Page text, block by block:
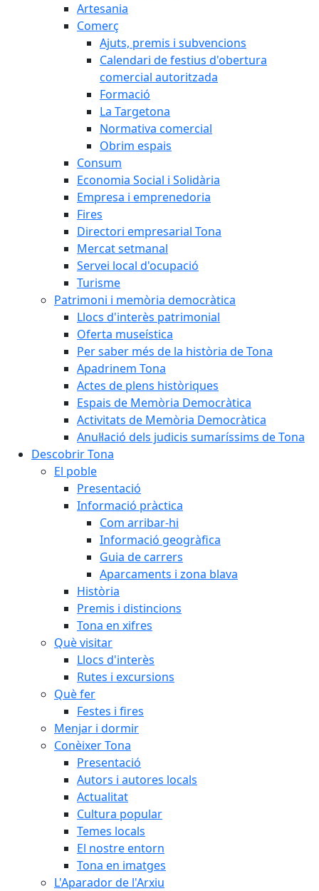
Artesania
Comerç
Ajuts, premis i subvencions
Calendari de festius d'obertura
comercial autoritzada
Formació
La Targetona
Normativa comercial
Obrim espais
Consum
Economia Social i Solidària
Empresa i emprenedoria
Fires
Directori empresarial Tona
Mercat setmanal
Servei local d'ocupació
Turisme
Patrimoni i memòria democràtica
Llocs d'interès patrimonial
Oferta museística
Per saber més de la història de Tona
Apadrinem Tona
Actes de plens històriques
Espais de Memòria Democràtica
Activitats de Memòria Democràtica
Anul·lació dels judicis sumaríssims de Tona
Descobrir Tona
El poble
Presentació
Informació pràctica
Com arribar-hi
Informació geogràfica
Guia de carrers
Aparcaments i zona blava
Història
Premis i distincions
Tona en xifres
Què visitar
Llocs d'interès
Rutes i excursions
Què fer
Festes i fires
Menjar i dormir
Conèixer Tona
Presentació
Autors i autores locals
Actualitat
Cultura popular
Temes locals
El nostre entorn
Tona en imatges
L'Aparador de l'Arxiu